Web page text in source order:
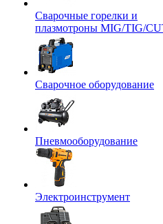
Сварочные горелки и
плазмотроны MIG/TIG/
Сварочное оборудование
Пневмооборудование
Электроинструмент